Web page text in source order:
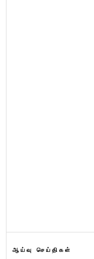
ஆய்வு செய்திகள்